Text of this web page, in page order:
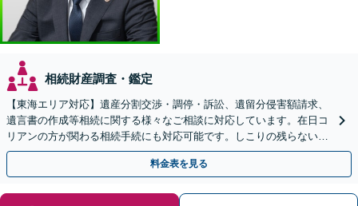
相続財産調査・鑑定
【東海エリア対応】遺産分割交渉・調停・訴訟、遺留分侵害額請求、
遺言書の作成等相続に関する様々なご相談に対応しています。在日コ
リアンの方が関わる相続手続にも対応可能です。しこりの残らない解
決を特に意識しています。
料金表を見る